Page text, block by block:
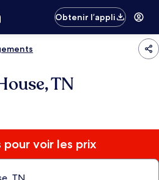
Obtenir l’appli
TN
pour voir les prix